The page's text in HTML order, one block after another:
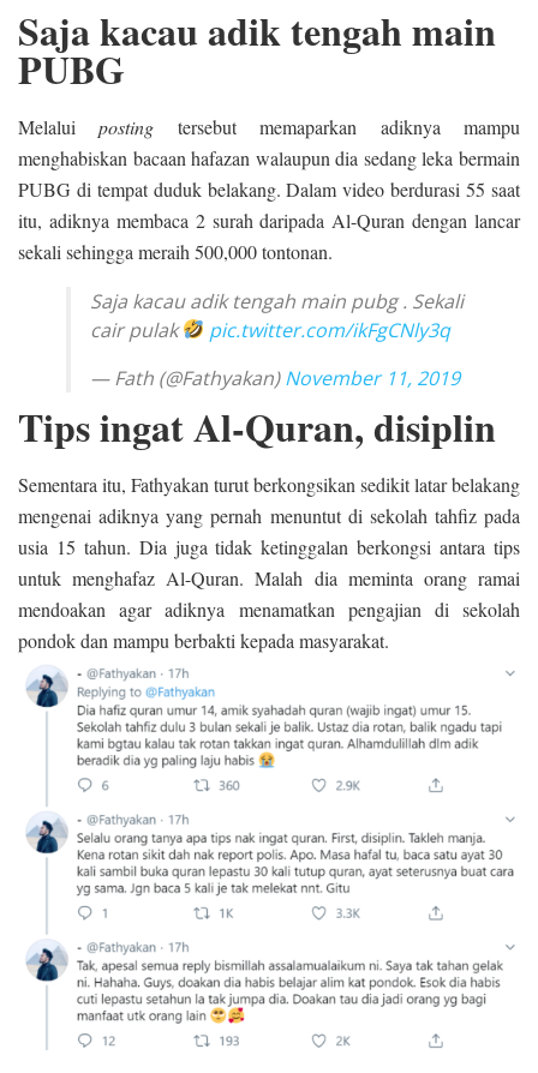
Saja kacau adik tengah main
PUBG
Melaluiposting tersebut memaparkan adiknya mampu
menghabiskan bacaan hafazan walaupun dia sedang leka bermain
PUBG di tempat duduk belakang. Dalam video berdurasi 55 saat
itu, adiknya membaca 2 surah daripada Al-Quran dengan lancar
sekali sehingga meraih 500,000 tontonan.
Saja kacau adik tengah main pubg . Sekali
cair pulak
pic.twitter.com/ikFgCNly3q
— Fath (@Fathyakan)November 11, 2019
Tips ingat Al-Quran, disiplin
Sementara itu, Fathyakan turut berkongsikan sedikit latar belakang
mengenai adiknya yang pernah menuntut di sekolah tahfiz pada
usia 15 tahun. Dia juga tidak ketinggalan berkongsi antara tips
untuk menghafaz Al-Quran. Malah dia meminta orang ramai
mendoakan agar adiknya menamatkan pengajian di sekolah
pondok dan mampu berbakti kepada masyarakat.